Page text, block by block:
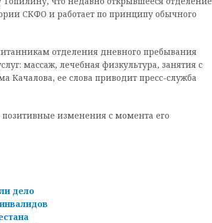
СКФО и работает по принципу обычного
отделения дневного пребывания
массаж, лечебная физкультура, занятия с
Качалова, ее слова приводит пресс-служба
изменения с момента его
дело